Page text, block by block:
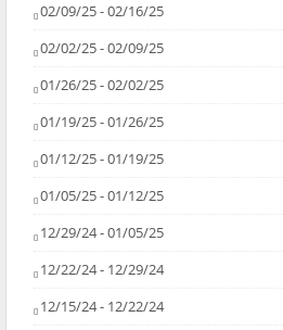
02/09/25 - 02/16/25
02/02/25 - 02/09/25
01/26/25 - 02/02/25
01/19/25 - 01/26/25
01/12/25 - 01/19/25
01/05/25 - 01/12/25
12/29/24 - 01/05/25
12/22/24 - 12/29/24
12/15/24 - 12/22/24